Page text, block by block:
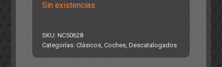
Sin existencias
SKU:NC50628
Categorías:Clásicos ,Coches ,Descatalogados